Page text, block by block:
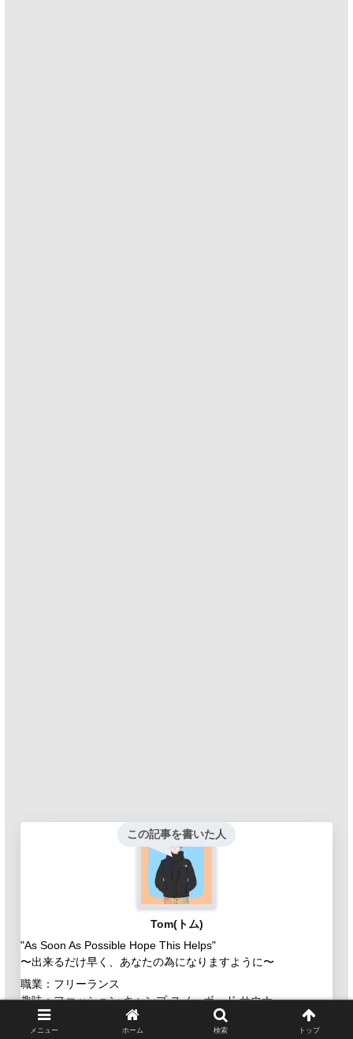
この記事を書いた人
Tom(トム)
"As Soon As Possible Hope This Helps"
〜出来るだけ早く、あなたの為になりますように〜
職業：フリーランス
趣味：ファッション,キャンプ,スノーボード,サウナ
メニュー ホーム 検索 トップ